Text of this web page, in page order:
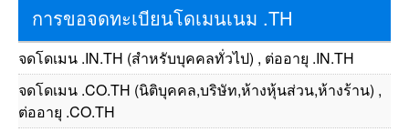
การขอจดทะเบียนโดเมนเนม .TH
จดโดเมน .IN.TH (สำหรับบุคคลทั่วไป) , ต่ออายุ .IN.TH
จดโดเมน .CO.TH (นิติบุคคล,บริษัท,ห้างหุ้นส่วน,ห้างร้าน) ,
ต่ออายุ .CO.TH